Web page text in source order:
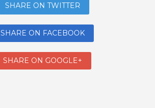
SHARE ON TWITTER
SHARE ON FACEBOOK
SHARE ON GOOGLE+